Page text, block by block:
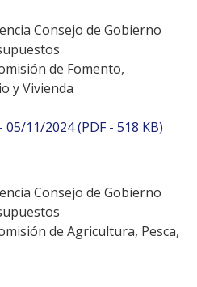
Consejo de Gobierno
de Fomento,
y Vivienda
05/11/2024 (PDF - 518 KB)
Consejo de Gobierno
de Agricultura, Pesca,